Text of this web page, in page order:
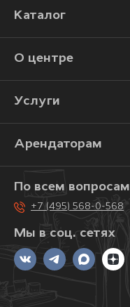
Каталог
О центре
Услуги
Арендаторам
Мы в соц. сетях
По всем вопросам
+7 (495) 568-0-568